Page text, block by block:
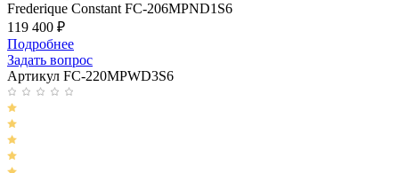
Frederique Constant FC-206MPND1S6
119 400 ₽
Подробнее
Задать вопрос
Артикул FC-220MPWD3S6